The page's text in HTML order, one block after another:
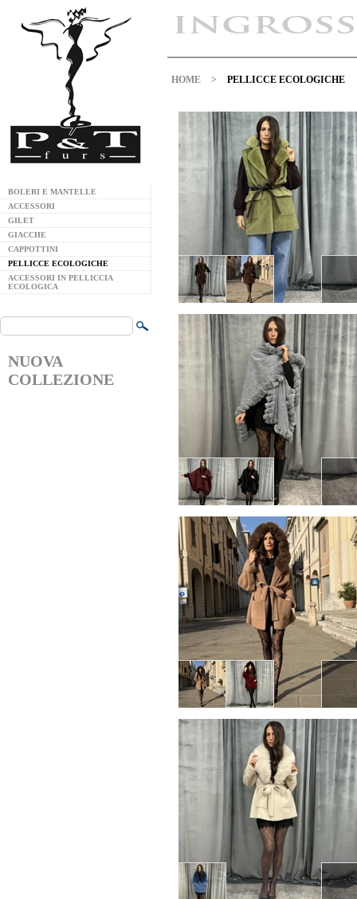
BOLERI E MANTELLE
ACCESSORI
GILET
GIACCHE
CAPPOTTINI
PELLICCE ECOLOGICHE
ACCESSORI IN PELLICCIA
ECOLOGICA
NUOVA
COLLEZIONE
HOME > PELLICCE ECOLOGICHE